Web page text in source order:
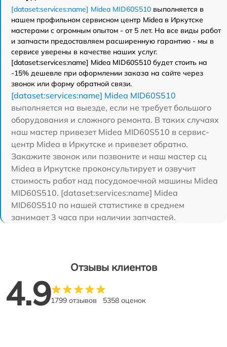
[dataset:services:name] Midea MID60S510 выполняется в
нашем профильном сервисном центр Midea в Иркутске
мастерами с огромным опытом - от 5 лет. На все виды работ
и запчасти предоставляем расширенную гарантию - мы в
сервисе уверены в качестве наших услуг.
[dataset:services:name] Midea MID60S510 будет стоить на
-15% дешевле при оформлении заказа на сайте через
звонок или форму обратной связи.
[dataset:services:name] Midea MID60S510
выполняется на выезде, если не требует большого
оборудования и сложного ремонта. В таких случаях
наш мастер привезет Midea MID60S510 в сервис-
центр Midea в Иркутске и привезет обратно.
Закажите звонок или позвоните и наш мастер сц
Midea в Иркутске проконсультирует и озвучит
стоимость работ над посудомоечной машины Midea
MID60S510. [dataset:services:name] Midea
MID60S510 по нашей статистике в среднем
занимает 3 часа при наличии запчастей.
Отзывы клиентов
4.91799 отзывов 5358 оценок